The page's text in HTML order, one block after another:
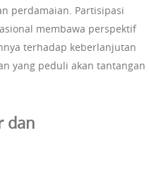
perdamaian. Partisipasi
membawa perspektif
terhadap keberlanjutan
yang peduli akan tantangan
dan